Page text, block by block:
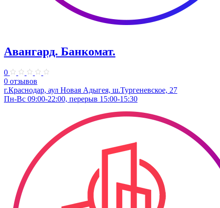
Авангард. Банкомат.
0
0 отзывов
г.Краснодар, аул Новая Адыгея, ш.Тургеневское, 27
Пн-Вс 09:00-22:00, перерыв 15:00-15:30